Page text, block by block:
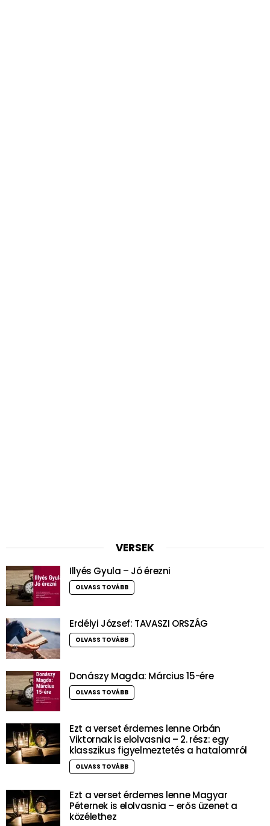
VERSEK
Illyés Gyula – Jó érezni
OLVASS TOVÁBB
Erdélyi József: TAVASZI ORSZÁG
OLVASS TOVÁBB
Donászy Magda: Március 15-ére
OLVASS TOVÁBB
Ezt a verset érdemes lenne Orbán
Viktornak is elolvasnia – 2. rész: egy
klasszikus figyelmeztetés a hatalomról
OLVASS TOVÁBB
Ezt a verset érdemes lenne Magyar
Péternek is elolvasnia – erős üzenet a
közélethez